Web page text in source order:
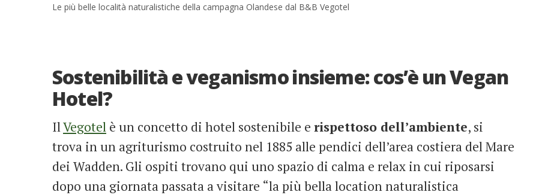
Le più belle località naturalistiche della campagna Olandese dal B&B Vegotel
Sostenibilità e veganismo insieme: cos’è un Vegan
Hotel?
IlVegotel è un concetto di hotel sostenibile e rispettoso dell’ambiente, si
trova in un agriturismo costruito nel 1885 alle pendici dell’area costiera del Mare
dei Wadden. Gli ospiti trovano qui uno spazio di calma e relax in cui riposarsi
dopo una giornata passata a visitare “la più bella location naturalistica